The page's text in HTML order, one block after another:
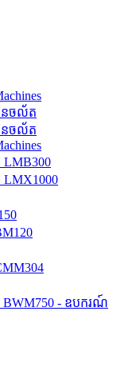
នចល័ត
នចល័ត
BWM750 - ឧបករណ៍